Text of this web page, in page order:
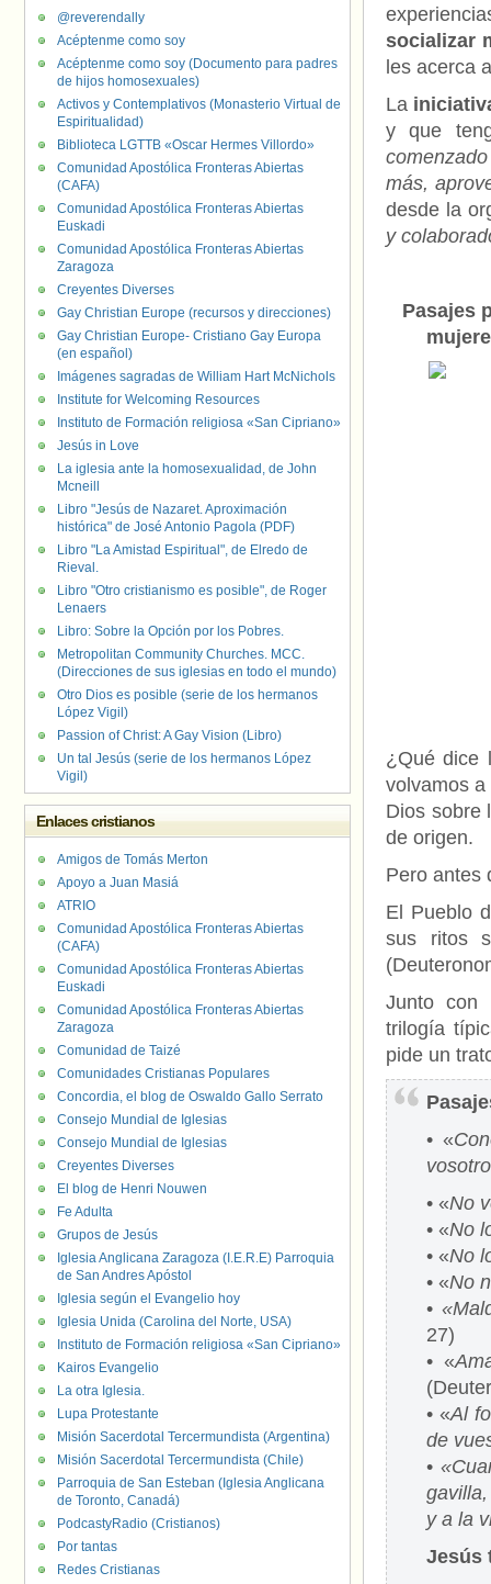
socializar
les acerca
La
y que
más,
desde la
y
Pasajes
¿Qué dice
volvamos
Dios sobre
de origen.
Pero antes
El Pueblo
sus ritos
Junto con
trilogía
pide un
• «
• «No
• «No
• «No
• «No
•
27)
• «
• «Al
de
•
y a la
Jesús
@reverendally
Acéptenme como soy
Acéptenme como soy (Documento para padres
de hijos homosexuales)
Activos y Contemplativos (Monasterio Virtual de
Espiritualidad)
Biblioteca LGTTB «Oscar Hermes Villordo»
Comunidad Apostólica Fronteras Abiertas
(CAFA)
Comunidad Apostólica Fronteras Abiertas
Euskadi
Comunidad Apostólica Fronteras Abiertas
Zaragoza
Creyentes Diverses
Gay Christian Europe (recursos y direcciones)
Gay Christian Europe- Cristiano Gay Europa
(en español)
Imágenes sagradas de William Hart McNichols
Institute for Welcoming Resources
Instituto de Formación religiosa «San Cipriano»
Jesús in Love
La iglesia ante la homosexualidad, de John
Mcneill
Libro "Jesús de Nazaret. Aproximación
histórica" de José Antonio Pagola (PDF)
Libro "La Amistad Espiritual", de Elredo de
Rieval.
Libro "Otro cristianismo es posible", de Roger
Lenaers
Libro: Sobre la Opción por los Pobres.
Metropolitan Community Churches. MCC.
(Direcciones de sus iglesias en todo el mundo)
Otro Dios es posible (serie de los hermanos
López Vigil)
Passion of Christ: A Gay Vision (Libro)
Un tal Jesús (serie de los hermanos López
Vigil)
Enlaces cristianos
Amigos de Tomás Merton
Apoyo a Juan Masiá
ATRIO
Comunidad Apostólica Fronteras Abiertas
(CAFA)
Comunidad Apostólica Fronteras Abiertas
Euskadi
Comunidad Apostólica Fronteras Abiertas
Zaragoza
Comunidad de Taizé
Comunidades Cristianas Populares
Concordia, el blog de Oswaldo Gallo Serrato
Consejo Mundial de Iglesias
Consejo Mundial de Iglesias
Creyentes Diverses
El blog de Henri Nouwen
Fe Adulta
Grupos de Jesús
Iglesia Anglicana Zaragoza (I.E.R.E) Parroquia
de San Andres Apóstol
Iglesia según el Evangelio hoy
Iglesia Unida (Carolina del Norte, USA)
Instituto de Formación religiosa «San Cipriano»
Kairos Evangelio
La otra Iglesia.
Lupa Protestante
Misión Sacerdotal Tercermundista (Argentina)
Misión Sacerdotal Tercermundista (Chile)
Parroquia de San Esteban (Iglesia Anglicana
de Toronto, Canadá)
PodcastyRadio (Cristianos)
Por tantas
Redes Cristianas